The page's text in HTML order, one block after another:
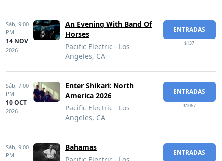
Sáb, 9:00
PM
14 NOV
2026
An Evening With Band Of
Horses
Pacific Electric - Los
Angeles, CA
ENTRADAS
$137
Sáb, 7:00
PM
10 OCT
2026
Enter Shikari: North
America 2026
Pacific Electric - Los
Angeles, CA
ENTRADAS
$1067
Sáb, 9:00
PM
Bahamas
ENTRADAS